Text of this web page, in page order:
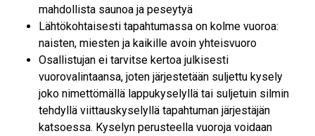
mahdollista saunoa ja peseytyä
Lähtökohtaisesti tapahtumassa on kolme vuoroa:
naisten, miesten ja kaikille avoin yhteisvuoro
Osallistujan ei tarvitse kertoa julkisesti
vuorovalintaansa, joten järjestetään suljettu kysely
joko nimettömällä lappukyselyllä tai suljetuin silmin
tehdyllä viittauskyselyllä tapahtuman järjestäjän
katsoessa. Kyselyn perusteella vuoroja voidaan